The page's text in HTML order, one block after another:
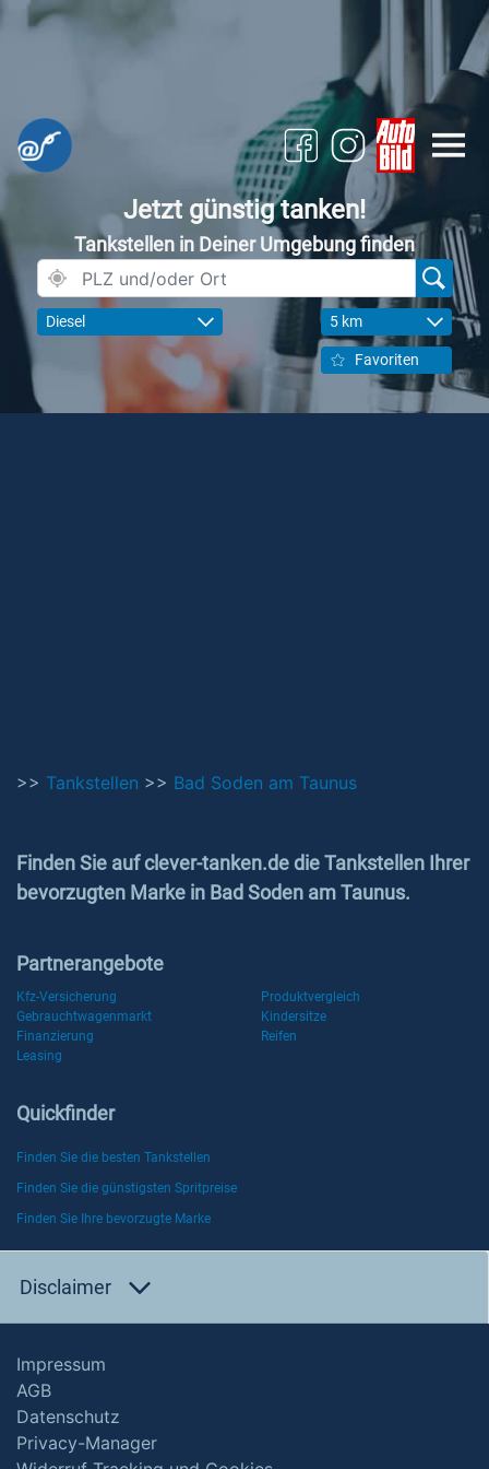
Jetzt günstig tanken!
Tankstellen in Deiner Umgebung finden
Diesel 5 km
Favoriten
>> Tankstellen >> Bad Soden am Taunus
Finden Sie auf clever-tanken.de die Tankstellen Ihrer
bevorzugten Marke in Bad Soden am Taunus.
Partnerangebote
Kfz-Versicherung
Produktvergleich
Gebrauchtwagenmarkt
Kindersitze
Finanzierung
Reifen
Leasing
Quickfinder
Finden Sie die besten Tankstellen
Finden Sie die günstigsten Spritpreise
Finden Sie Ihre bevorzugte Marke
Disclaimer
Impressum
AGB
Datenschutz
Privacy-Manager